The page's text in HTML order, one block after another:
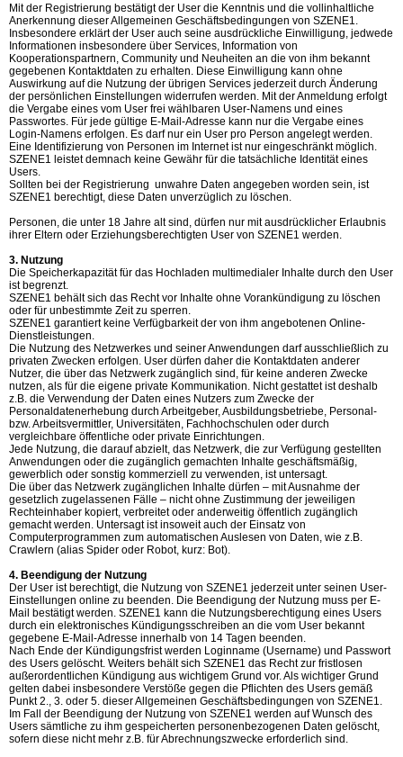
Mit der Registrierung bestätigt der User die Kenntnis und die vollinhaltliche
Anerkennung dieser Allgemeinen Geschäftsbedingungen von SZENE1.
Insbesondere erklärt der User auch seine ausdrückliche Einwilligung, jedwede
Informationen insbesondere über Services, Information von
Kooperationspartnern, Community und Neuheiten an die von ihm bekannt
gegebenen Kontaktdaten zu erhalten. Diese Einwilligung kann ohne
Auswirkung auf die Nutzung der übrigen Services jederzeit durch Änderung
der persönlichen Einstellungen widerrufen werden. Mit der Anmeldung erfolgt
die Vergabe eines vom User frei wählbaren User-Namens und eines
Passwortes. Für jede gültige E-Mail-Adresse kann nur die Vergabe eines
Login-Namens erfolgen. Es darf nur ein User pro Person angelegt werden.
Eine Identifizierung von Personen im Internet ist nur eingeschränkt möglich.
SZENE1 leistet demnach keine Gewähr für die tatsächliche Identität eines
Users.
Sollten bei der Registrierung unwahre Daten angegeben worden sein, ist
SZENE1 berechtigt, diese Daten unverzüglich zu löschen.
Personen, die unter 18 Jahre alt sind, dürfen nur mit ausdrücklicher Erlaubnis
ihrer Eltern oder Erziehungsberechtigten User von SZENE1 werden.
3. Nutzung
Die Speicherkapazität für das Hochladen multimedialer Inhalte durch den User
ist begrenzt.
SZENE1 behält sich das Recht vor Inhalte ohne Vorankündigung zu löschen
oder für unbestimmte Zeit zu sperren.
SZENE1 garantiert keine Verfügbarkeit der von ihm angebotenen Online-
Dienstleistungen.
Die Nutzung des Netzwerkes und seiner Anwendungen darf ausschließlich zu
privaten Zwecken erfolgen. User dürfen daher die Kontaktdaten anderer
Nutzer, die über das Netzwerk zugänglich sind, für keine anderen Zwecke
nutzen, als für die eigene private Kommunikation. Nicht gestattet ist deshalb
z.B. die Verwendung der Daten eines Nutzers zum Zwecke der
Personaldatenerhebung durch Arbeitgeber, Ausbildungsbetriebe, Personal-
bzw. Arbeitsvermittler, Universitäten, Fachhochschulen oder durch
vergleichbare öffentliche oder private Einrichtungen.
Jede Nutzung, die darauf abzielt, das Netzwerk, die zur Verfügung gestellten
Anwendungen oder die zugänglich gemachten Inhalte geschäftsmäßig,
gewerblich oder sonstig kommerziell zu verwenden, ist untersagt.
Die über das Netzwerk zugänglichen Inhalte dürfen – mit Ausnahme der
gesetzlich zugelassenen Fälle – nicht ohne Zustimmung der jeweiligen
Rechteinhaber kopiert, verbreitet oder anderweitig öffentlich zugänglich
gemacht werden. Untersagt ist insoweit auch der Einsatz von
Computerprogrammen zum automatischen Auslesen von Daten, wie z.B.
Crawlern (alias Spider oder Robot, kurz: Bot).
4. Beendigung der Nutzung
Der User ist berechtigt, die Nutzung von SZENE1 jederzeit unter seinen User-
Einstellungen online zu beenden. Die Beendigung der Nutzung muss per E-
Mail bestätigt werden. SZENE1 kann die Nutzungsberechtigung eines Users
durch ein elektronisches Kündigungsschreiben an die vom User bekannt
gegebene E-Mail-Adresse innerhalb von 14 Tagen beenden.
Nach Ende der Kündigungsfrist werden Loginname (Username) und Passwort
des Users gelöscht. Weiters behält sich SZENE1 das Recht zur fristlosen
außerordentlichen Kündigung aus wichtigem Grund vor. Als wichtiger Grund
gelten dabei insbesondere Verstöße gegen die Pflichten des Users gemäß
Punkt 2., 3. oder 5. dieser Allgemeinen Geschäftsbedingungen von SZENE1.
Im Fall der Beendigung der Nutzung von SZENE1 werden auf Wunsch des
Users sämtliche zu ihm gespeicherten personenbezogenen Daten gelöscht,
sofern diese nicht mehr z.B. für Abrechnungszwecke erforderlich sind.